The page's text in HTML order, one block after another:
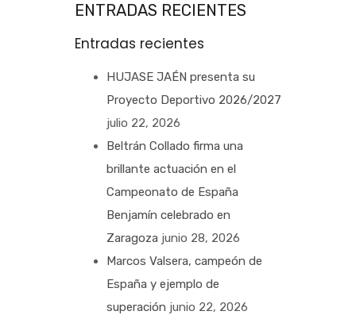
ENTRADAS RECIENTES
Entradas recientes
HUJASE JAÉN presenta su
Proyecto Deportivo 2026/2027
julio 22, 2026
Beltrán Collado firma una
brillante actuación en el
Campeonato de España
Benjamín celebrado en
Zaragoza junio 28, 2026
Marcos Valsera, campeón de
España y ejemplo de
superación junio 22, 2026